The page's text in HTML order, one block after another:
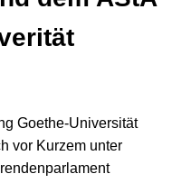
Goethe-Universität
vor Kurzem unter